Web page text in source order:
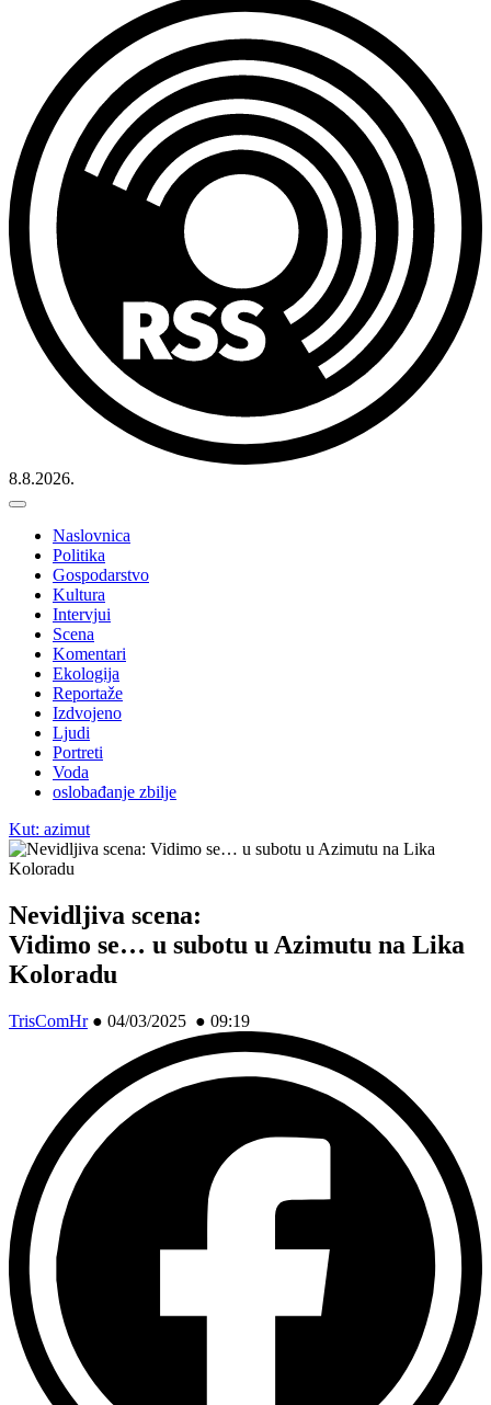
8.8.2026.
Naslovnica
Politika
Gospodarstvo
Kultura
Intervjui
Scena
Komentari
Ekologija
Reportaže
Izdvojeno
Ljudi
Portreti
Voda
oslobađanje zbilje
Kut: azimut
Nevidljiva scena:
Vidimo se… u subotu u Azimutu na Lika
Koloradu
TrisComHr● 04/03/2025 ● 09:19